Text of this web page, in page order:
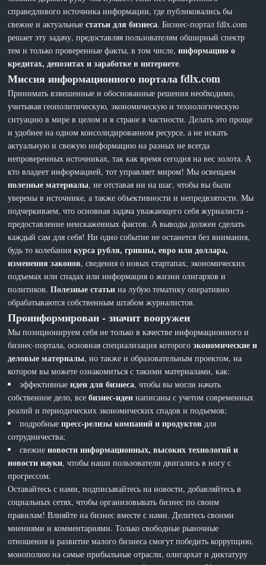
справедливого источника информации, где публиковались бы
свежие и актуальныестатьи для бизнеса. Бизнес-портал fdlx.com
решает эту задачу, предоставляя пользователям обширный спектр
тем и только проверенные факты, в том числе,информацию о
кредитах, депозитах и заработке в интернете.
Миссия информационного портала fdlx.com
Принимать взвешенные и обоснованные решения необходимо,
учитывая геополитическую, экономическую и технологическую
ситуацию в мире в целом и в стране в частности. Делать это проще
и удобнее на одном консолидированном ресурсе, а не искать
актуальную и свежую информацию на разных не всегда
непроверенных источниках, так как время сегодня на вес золота. А
кто владеет информацией, тот управляет миром! Мы освещаем
полезные материалы, не отставая ни на шаг, чтобы вы были
уверены в источнике, а также объективности и непредвзятости. Мы
подчеркиваем, что основная задача уважающего себя журналиста -
предоставление неискаженных фактов. А выводы должен сделать
каждый сам для себя! Ни одно событие не останется без внимания,
будь то колебаниякурса рубля, гривны, евро или доллара,
изменения законов, сведения о новых стартапах, экономических
подъемах или спадах или информация о жизни олигархов и
политиков.Полезные статьи на лубую тематику оперативно
обрабатываются собственным штабом журналистов.
Проинформирован - значит вооружен
Мы позиционируем себя не только в качестве информационного и
бизнес-портала, основная специализация которогоэкономические и
деловые материалы, но также и образовательным проектом, на
котором вы можете ознакомиться с такими материалами, как:
эффективныеидеи для бизнеса, чтобы вы могли начать
собственное дело, всебизнес-идеи написаны с учетом современных
реалий и периодических экономических спадов и подъемов;
подробныепресс-релизы компаний и продуктов для
сотрудничества;
свежиеновости информационных, высоких технологий и
новости науки, чтобы наши пользователи двигались в ногу с
прогрессом.
Оставайтесь с нами, подписывайтесь на новости, добавляйтесь в
социальных сетях, чтобы организовывать бизнес по своим
правилам! Влияйте на бизнес вместе с нами. Делитесь своими
мнениями и комментариями. Только свободные рыночные
отношения и развитие малого бизнеса смогут победить коррупцию,
монополию на самые прибыльные отрасли, олигархат и диктатуру